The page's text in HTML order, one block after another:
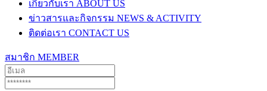
เกี่ยวกับเรา ABOUT US
ข่าวสารและกิจกรรม NEWS & ACTIVITY
ติดต่อเรา CONTACT US
สมาชิก MEMBER